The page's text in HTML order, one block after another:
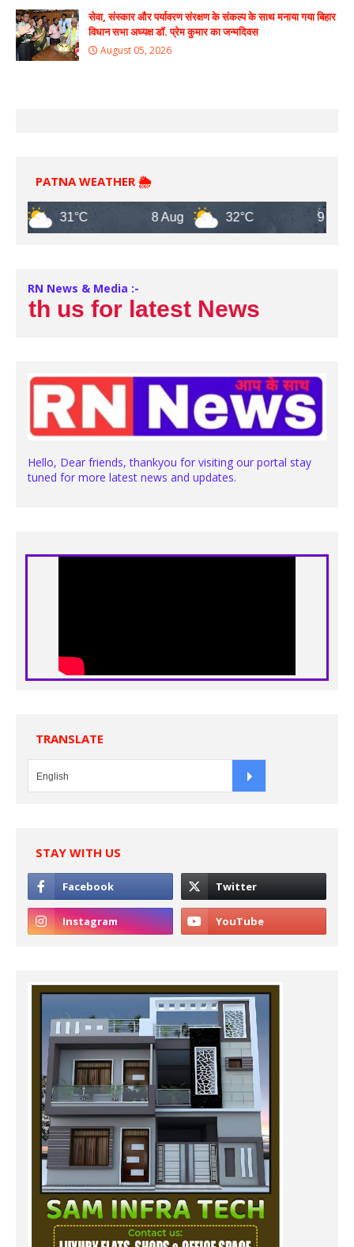
सेवा, संस्कार और पर्यावरण संरक्षण के संकल्प के साथ मनाया गया बिहार
विधान सभा अध्यक्ष डॉ. प्रेम कुमार का जन्मदिवस
August 05, 2026
PATNA WEATHER 🌦️
31°C 32°C
RN News & Media :-
us for latest News
Hello, Dear friends, thankyou for visiting our portal stay
tuned for more latest news and updates.
TRANSLATE
STAY WITH US